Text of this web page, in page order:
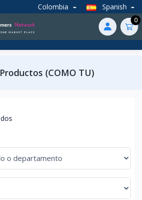
Colombia Spanish
0
(COMO TU)